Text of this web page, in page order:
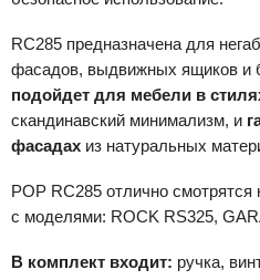
RC285 предназначена для
фасадов, выдвижных ящиков и
подойдет для мебели в
скандинавский минимализм, и
фасадах из натуральных
POP RC285 отлично смотрятся
с моделями: ROCK RS325,
В комплект входит: ручка,